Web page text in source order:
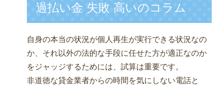
過払い金 失敗 高いのコラム
自身の本当の状況が個人再生が実行できる状況なの
か、それ以外の法的な手段に任せた方が適正なのか
をジャッジするためには、試算は重要です。
非道徳な貸金業者からの時間を気にしない電話と